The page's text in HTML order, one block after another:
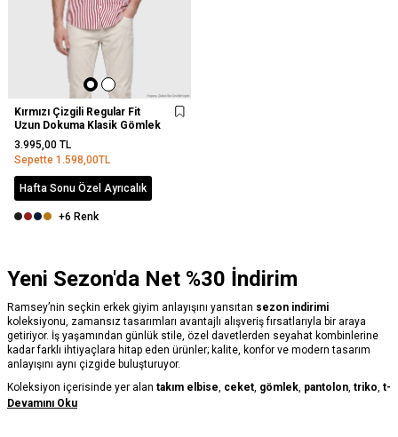
Kırmızı Çizgili Regular Fit
Uzun Dokuma Klasik Gömlek
3.995,00 TL
Sepette 1.598,00TL
Hafta Sonu Özel Ayrıcalık
+6 Renk
Yeni Sezon'da Net %30 İndirim
Ramsey’nin seçkin erkek giyim anlayışını yansıtan sezon indirimi
koleksiyonu, zamansız tasarımları avantajlı alışveriş fırsatlarıyla bir araya
getiriyor. İş yaşamından günlük stile, özel davetlerden seyahat kombinlerine
kadar farklı ihtiyaçlara hitap eden ürünler; kalite, konfor ve modern tasarım
anlayışını aynı çizgide buluşturuyor.
Koleksiyon içerisinde yer alan takım elbise, ceket, gömlek, pantolon, triko, t-
shirt,dış giyim
Devamını Oku